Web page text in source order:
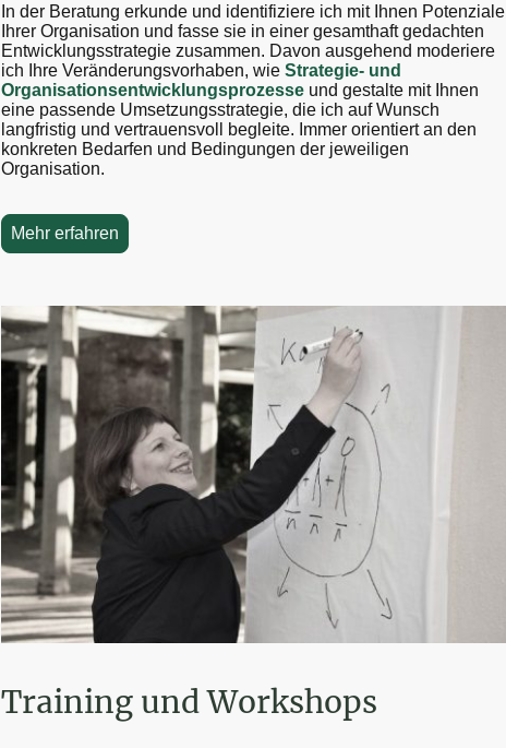
In der Beratung erkunde und identifiziere ich mit Ihnen Potenziale
Ihrer Organisation und fasse sie in einer gesamthaft gedachten
Entwicklungsstrategie zusammen. Davon ausgehend moderiere
ich Ihre Veränderungsvorhaben, wie Strategie- und
Organisationsentwicklungsprozesse und gestalte mit Ihnen
eine passende Umsetzungsstrategie, die ich auf Wunsch
langfristig und vertrauensvoll begleite. Immer orientiert an den
konkreten Bedarfen und Bedingungen der jeweiligen
Organisation.
Mehr erfahren
Training und Workshops